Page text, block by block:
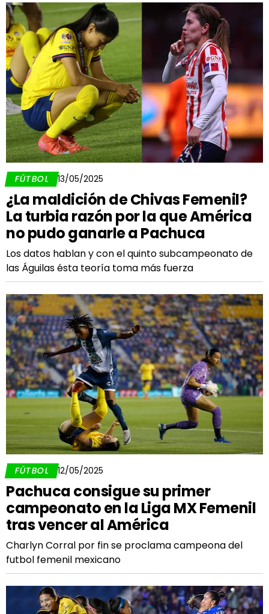
FÚTBOL 13/05/2025
¿La maldición de Chivas Femenil?
La turbia razón por la que América
no pudo ganarle a Pachuca
Los datos hablan y con el quinto subcampeonato de
las Águilas ésta teoría toma más fuerza
FÚTBOL 12/05/2025
Pachuca consigue su primer
campeonato en la Liga MX Femenil
tras vencer al América
Charlyn Corral por fin se proclama campeona del
futbol femenil mexicano